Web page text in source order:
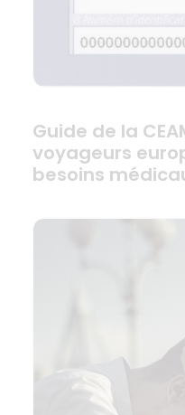
Guide de la
voyageurs
besoins